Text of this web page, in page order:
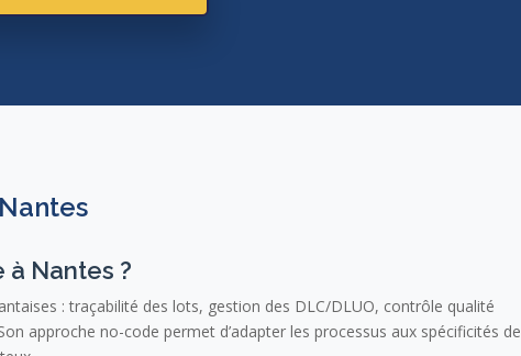
à Nantes ?
: traçabilité des lots, gestion des DLC/DLUO, contrôle qualité
approche no-code permet d’adapter les processus aux spécificités de